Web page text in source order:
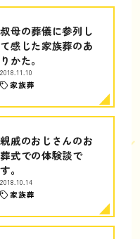
叔母の葬儀に参列し
て感じた家族葬のあ
りかた。
2018.11.10
家族葬
親戚のおじさんのお
葬式での体験談で
す。
2018.10.14
家族葬